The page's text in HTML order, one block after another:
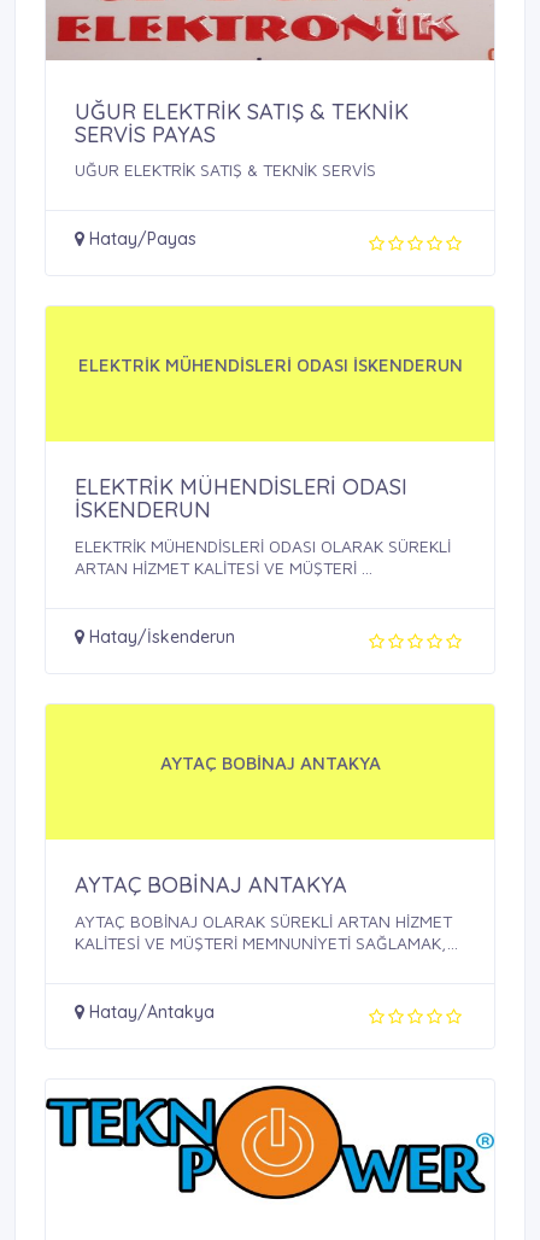
UĞUR ELEKTRİK SATIŞ & TEKNİK
SERVİS PAYAS
UĞUR ELEKTRİK SATIŞ & TEKNİK SERVİS
Hatay/Payas
ELEKTRİK MÜHENDİSLERİ ODASI İSKENDERUN
ELEKTRİK MÜHENDİSLERİ ODASI
İSKENDERUN
ELEKTRİK MÜHENDİSLERİ ODASI OLARAK SÜREKLİ
ARTAN HİZMET KALİTESİ VE MÜŞTERİ ...
Hatay/İskenderun
AYTAÇ BOBİNAJ ANTAKYA
AYTAÇ BOBİNAJ ANTAKYA
AYTAÇ BOBİNAJ OLARAK SÜREKLİ ARTAN HİZMET
KALİTESİ VE MÜŞTERİ MEMNUNİYETİ SAĞLAMAK,
Hatay/Antakya